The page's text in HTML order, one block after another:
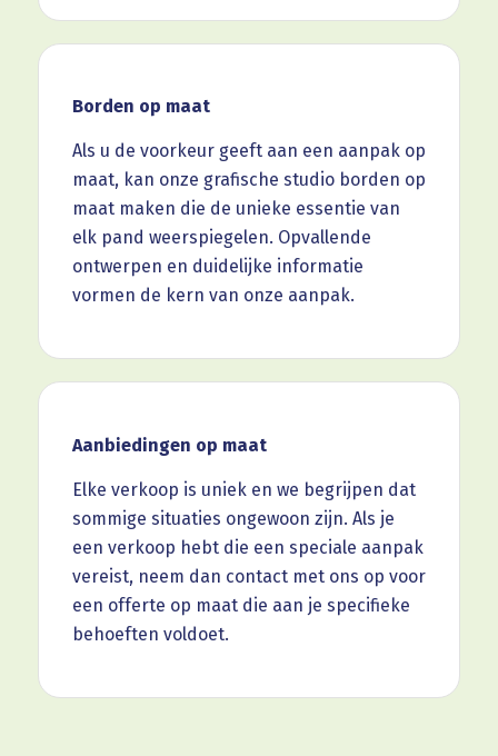
Borden op maat
Als u de voorkeur geeft aan een aanpak op
maat, kan onze grafische studio borden op
maat maken die de unieke essentie van
elk pand weerspiegelen. Opvallende
ontwerpen en duidelijke informatie
vormen de kern van onze aanpak.
Aanbiedingen op maat
Elke verkoop is uniek en we begrijpen dat
sommige situaties ongewoon zijn. Als je
een verkoop hebt die een speciale aanpak
vereist, neem dan contact met ons op voor
een offerte op maat die aan je specifieke
behoeften voldoet.